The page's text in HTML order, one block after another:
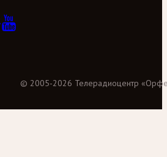
© 2005-2026 Телерадиоцентр